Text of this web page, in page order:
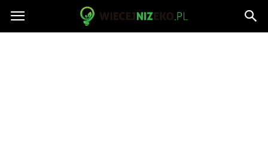
WiecejNizEko.pl